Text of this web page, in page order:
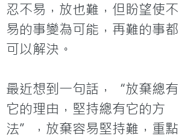
忍不易，放也難，但盼望使不
易的事變為可能，再難的事都
可以解決。
最近想到一句話，“放棄總有
它的理由，堅持總有它的方
法”，放棄容易堅持難，重點